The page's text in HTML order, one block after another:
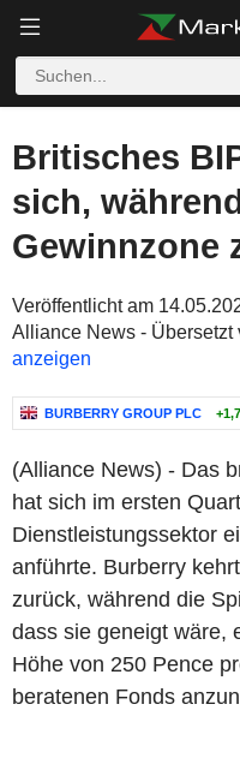
Britisches
sich,
Gewinnzone
Veröffentlicht am
Alliance News - Übersetzt
anzeigen
BURBERRY GROUP PLC
(Alliance News) - Das
hat sich im ersten
Dienstleistungssektor
anführte. Burberry
zurück, während die
dass sie geneigt wäre,
Höhe von 250 Pence
beratenen Fonds